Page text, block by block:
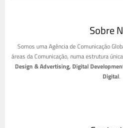
Sobre
Somos uma Agência de Comunicação
áreas da Comunicação, numa estrutura
Design & Advertising, Digital
Digital.